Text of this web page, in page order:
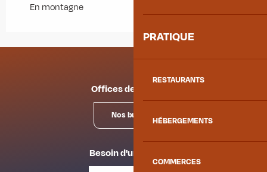
PRATIQUE
RESTAURANTS
HÉBERGEMENTS
COMMERCES
En montagne
Offices de tourisme
Nos bureaux
Besoin d'un conseil ?